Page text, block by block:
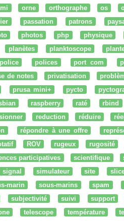
orne orthographe os
passation patrons
photos php physique
planètes planktoscope
police polices port com
de notes privatisation
prusa mini+ pycto
raspberry raté rbind
reduction réduire
répondre à une offre
ROV rugeux rugosité
participatives scientifique
signal simulateur site
marin sous-marins spam
subjectivité suivi support
telescope température